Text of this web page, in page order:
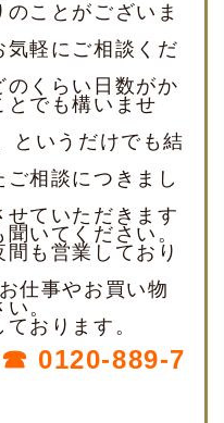
ことがございま
気軽にご相談くだ
くらい日数がか
とでも構いませ
というだけでも結
相談につきまし
ていただきます
いてください。
も営業しており
仕事やお買い物
。
おります。
0120-889-7